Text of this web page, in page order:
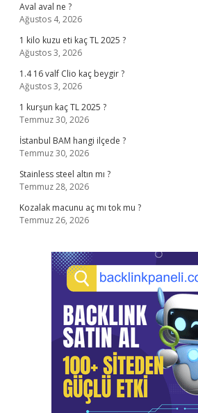
Aval aval ne ?
Ağustos 4, 2026
1 kilo kuzu eti kaç TL 2025 ?
Ağustos 3, 2026
1.4 16 valf Clio kaç beygir ?
Ağustos 3, 2026
1 kurşun kaç TL 2025 ?
Temmuz 30, 2026
İstanbul BAM hangi ilçede ?
Temmuz 30, 2026
Stainless steel altın mı ?
Temmuz 28, 2026
Kozalak macunu aç mı tok mu ?
Temmuz 26, 2026